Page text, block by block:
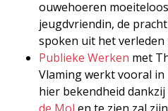
ouwehoeren
jeugdvriendin, de
spoken uit het verleden
Publieke Werken met
Vlaming werkt vooral
hier bekendheid